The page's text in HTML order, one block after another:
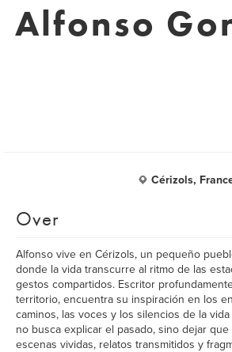
Alfonso
Cérizols,
Over
Alfonso vive en Cérizols, un pequeño
donde la vida transcurre al ritmo de las
gestos compartidos. Escritor
territorio, encuentra su inspiración en los
caminos, las voces y los silencios de la
no busca explicar el pasado, sino dejar
escenas vividas, relatos transmitidos y